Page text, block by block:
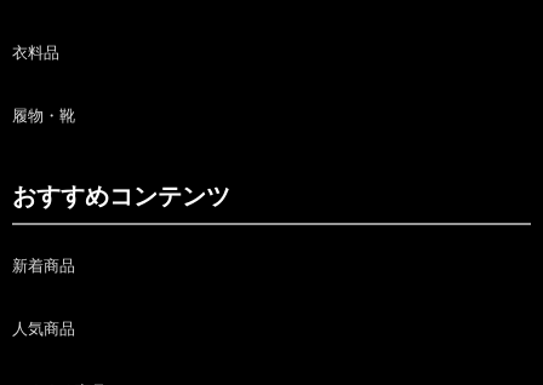
衣料品
履物・靴
おすすめコンテンツ
新着商品
人気商品